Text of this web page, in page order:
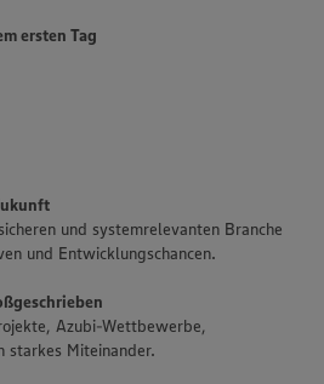
ersten Tag
und systemrelevanten Branche
und Entwicklungschancen.
Azubi-Wettbewerbe,
starkes Miteinander.